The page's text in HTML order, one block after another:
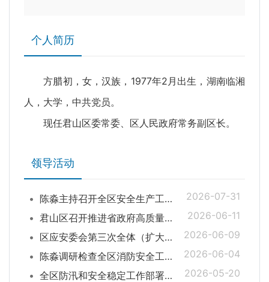
个人简历
方腊初，女，汉族，1977年2月出生，湖南临湘
人，大学，中共党员。
现任君山区委常委、区人民政府常务副区长。
领导活动
陈淼主持召开全区安全生产工作调度会
2026-07-31
君山区召开推进省政府高质量发展大抓落实督查激励二十条和实施“开局八好”工作调度会
2026-06-11
区应安委会第三次全体（扩大）会暨安全生产风险隐患大排查大整治工作推进会召开
2026-06-09
陈淼调研检查全区消防安全工作
2026-06-04
全区防汛和安全稳定工作部署会召开
2026-05-20